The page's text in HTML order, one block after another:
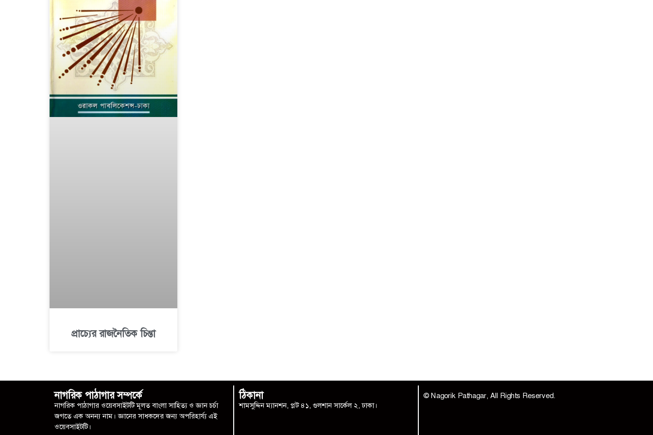
প্রাচ্যের রাজনৈতিক চিন্তা
নাগরিক পাঠাগার সম্পর্কে
নাগরিক পাঠাগার ওয়েবসাইটটি মূলত বাংলা সাহিত্য ও জ্ঞান চর্চা
জগতে এক অনন্য নাম। জ্ঞানের সাধকদের জন্য অপরিহার্য্য এই
ওয়েবসাইটটি।
ঠিকানা
শামসুদ্দিন ম্যানশন, প্লট ৪১, গুলশান সার্কেল ২, ঢাকা।
© Nagorik Pathagar, All Rights Reserved.